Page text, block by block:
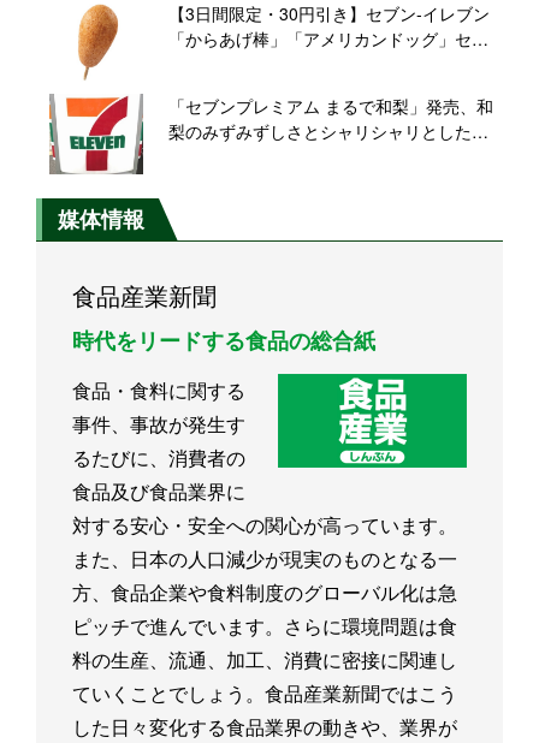
【3日間限定・30円引き】セブン‐イレブン
「からあげ棒」「アメリカンドッグ」セー
「セブンプレミアム まるで和梨」発売、和
梨のみずみずしさとシャリシャリとした食
媒体情報
食品産業新聞
時代をリードする食品の総合紙
食品・食料に関する
事件、事故が発生す
るたびに、消費者の
食品及び食品業界に
対する安心・安全への関心が高っています。
また、日本の人口減少が現実のものとなる一
方、食品企業や食料制度のグローバル化は急
ピッチで進んでいます。さらに環境問題は食
料の生産、流通、加工、消費に密接に関連し
ていくことでしょう。食品産業新聞ではこう
した日々変化する食品業界の動きや、業界が